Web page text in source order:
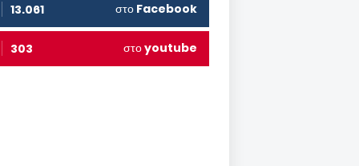
13.061 στο Facebook
303 στοyoutube